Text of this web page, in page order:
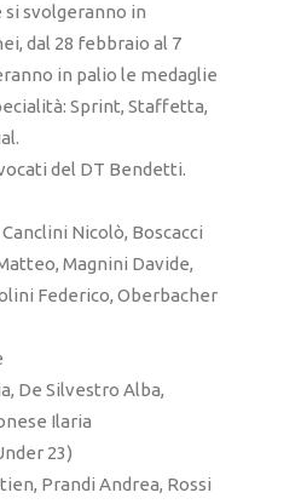
si svolgeranno in
dal 28 febbraio al 7
in palio le medaglie
Sprint, Staffetta,
del DT Bendetti.
Nicolò, Boscacci
Magnini Davide,
Federico, Oberbacher
De Silvestro Alba,
Ilaria
23)
Prandi Andrea, Rossi